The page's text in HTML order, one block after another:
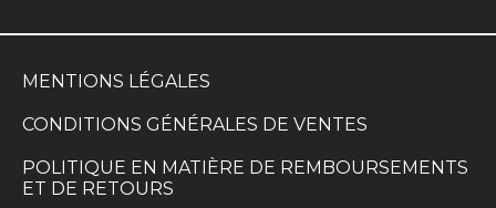
MENTIONS LÉGALES
CONDITIONS GÉNÉRALES DE VENTES
POLITIQUE EN MATIÈRE DE REMBOURSEMENTS
ET DE RETOURS